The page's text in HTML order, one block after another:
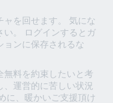
ャを回せます。 気にな
い。 ログインするとガ
ョンに保存されるな
無料を約束したいと考
、運営的に苦しい状況
に、暖かいご支援頂け